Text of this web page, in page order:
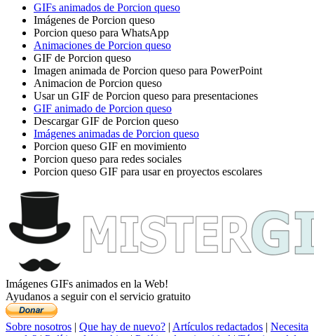
GIFs animados de Porcion queso
Imágenes de Porcion queso
Porcion queso para WhatsApp
Animaciones de Porcion queso
GIF de Porcion queso
Imagen animada de Porcion queso para PowerPoint
Animacion de Porcion queso
Usar un GIF de Porcion queso para presentaciones
GIF animado de Porcion queso
Descargar GIF de Porcion queso
Imágenes animadas de Porcion queso
Porcion queso GIF en movimiento
Porcion queso para redes sociales
Porcion queso GIF para usar en proyectos escolares
Imágenes GIFs animados en la Web!
Ayudanos a seguir con el servicio gratuito
Sobre nosotros | Que hay de nuevo? | Artículos redactados | Necesita